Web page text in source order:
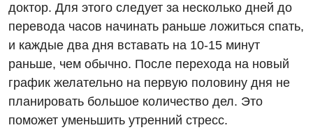
Акушерство и гинекология
Аллергология, иммунология
Андрология
Бесплатные услуги
Вакцинация
Украинский
Русский
доктор. Для этого следует за несколько дней до
перевода часов начинать раньше ложиться спать,
и каждые два дня вставать на 10-15 минут
раньше, чем обычно. После перехода на новый
график желательно на первую половину дня не
планировать большое количество дел. Это
поможет уменьшить утренний стресс.